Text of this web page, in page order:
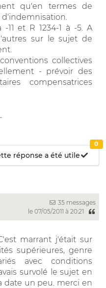
qu'en termes de
11 et R 1234-1 à -5. A
sur le sujet de
collectives
- prévoir des
compensatrices
réponse a été utile
0
35 messages
le 07/05/2011 à 20:21
marrant j'était sur
supérieures, genre
avec conditions
survolé le sujet en
date un peu. merci en